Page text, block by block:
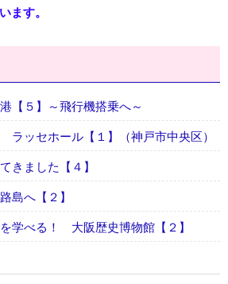
ます。
【５】～飛行機搭乗へ～
ッセホール【１】（神戸市中央区）
きました【４】
島へ【２】
学べる！ 大阪歴史博物館【２】